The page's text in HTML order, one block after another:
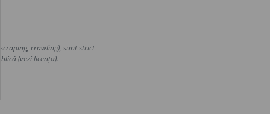
crawling), sunt strict
(vezi licența).